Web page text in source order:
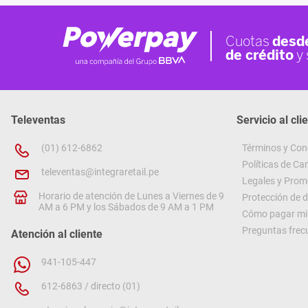
Televentas
(01) 612-6862
televentas@integraretail.pe
Horario de atención de Lunes a Viernes de 9
AM a 6 PM y los Sábados de 9 AM a 1 PM
Atención al cliente
941-105-447
612-6863 / directo (01)
Servicio al
Términos y
Políticas de
Legales y
Protección de
Cómo pagar
Preguntas